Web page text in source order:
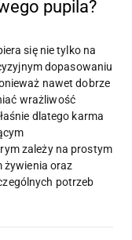
pupila?
się nie tylko na
dopasowaniu
nawet dobrze
wrażliwość
dlatego karma
zależy na prostym
żywienia oraz
potrzeb